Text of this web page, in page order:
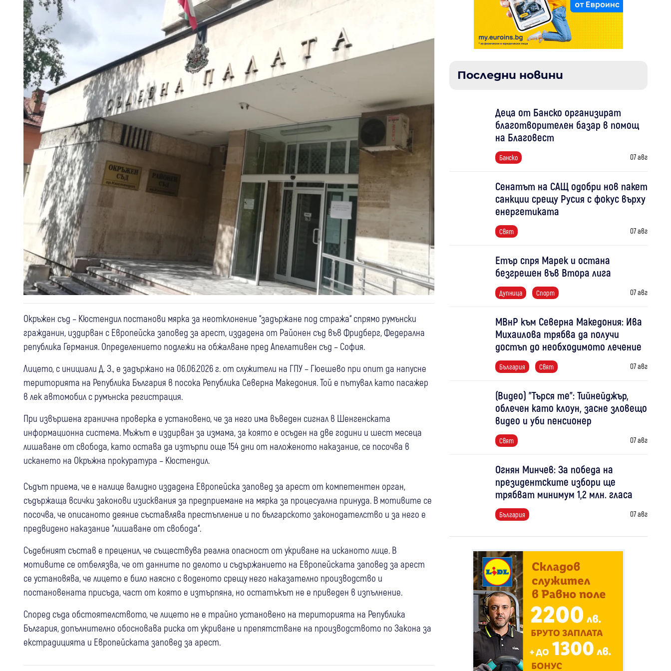
Окръжен съд – Кюстендил постанови мярка за неотклонение “задържане под стража“ спрямо румънски
гражданин, издирван с Европейска заповед за арест, издадена от Районен съд във Фридберг, Федерална
република Германия. Определението подлежи на обжалване пред Апелативен съд – София.
Лицето, с инициали Д. З., е задържано на 06.06.2026 г. от служители на ГПУ – Гюешево при опит да напусне
територията на Република България в посока Република Северна Македония. Той е пътувал като пасажер
в лек автомобил с румънска регистрация.
При извършена гранична проверка е установено, че за него има въведен сигнал в Шенгенската
информационна система. Мъжът е издирван за измама, за която е осъден на две години и шест месеца
лишаване от свобода, като остава да изтърпи още 154 дни от наложеното наказание, се посочва в
искането на Окръжна прокуратура – Кюстендил.
Съдът приема, че е налице валидно издадена Европейска заповед за арест от компетентен орган,
съдържаща всички законови изисквания за предприемане на мярка за процесуална принуда. В мотивите се
посочва, че описаното деяние съставлява престъпление и по българското законодателство и за него е
предвидено наказание “лишаване от свобода“.
Съдебният състав е преценил, че съществува реална опасност от укриване на исканото лице. В
мотивите се отбелязва, че от данните по делото и съдържанието на Европейската заповед за арест
се установява, че лицето е било наясно с воденото срещу него наказателно производство и
постановената присъда, част от която е изтърпяна, но остатъкът не е приведен в изпълнение.
Според съда обстоятелството, че лицето не е трайно установено на територията на Република
България, допълнително обосновава риска от укриване и препятстване на производството по Закона за
екстрадицията и Европейската заповед за арест.
Кюстендил
благодарност към съдебния секретар
След случая с изоставеното в жегата
Последни новини
Деца от Банско организират
благотворителен базар в помощ
на Благовест
Банско 07 авг
Сенатът на САЩ одобри нов пакет
санкции срещу Русия с фокус върху
енергетиката
Свят 07 авг
Етър спря Марек и остана
безгрешен във Втора лига
Дупница Спорт 07 авг
МВнР към Северна Македония: Ива
Михаилова трябва да получи
достъп до необходимото лечение
България Свят 07 авг
(Видео) "Търся те": Тийнейджър,
облечен като клоун, засне зловещо
видео и уби пенсионер
Свят 07 авг
Огнян Минчев: За победа на
президентските избори ще
трябват минимум 1,2 млн. гласа
България 07 авг